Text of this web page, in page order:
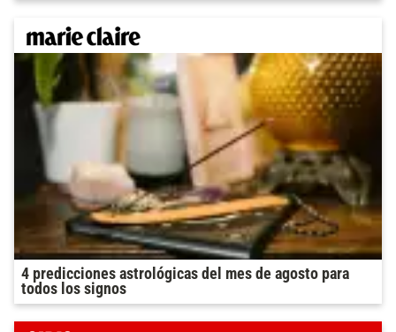
4 predicciones astrológicas del mes de agosto para
todos los signos